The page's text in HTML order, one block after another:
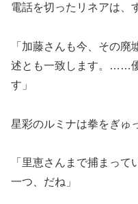
電話を切ったリネアは、
「加藤さんも今、その
述とも一致します。……
す」
星彩のルミナは拳をぎゅ
「里恵さんまで捕まっ
一つ、だね」